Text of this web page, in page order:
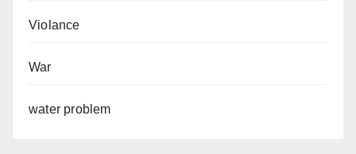
Violance
War
water problem